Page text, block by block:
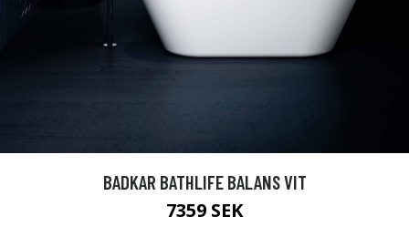
BADKAR BATHLIFE BALANS VIT
7359 SEK